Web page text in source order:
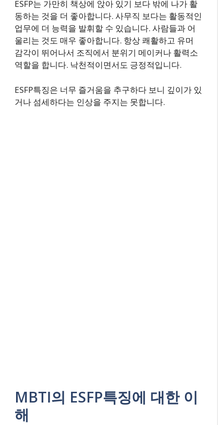
ESFP는 가만히 책상에 앉아 있기 보다 밖에 나가 활
동하는 것을 더 좋아합니다. 사무직 보다는 활동적인
업무에 더 능력을 발휘할 수 있습니다. 사람들과 어
울리는 것도 매우 좋아합니다. 항상 쾌활하고 유머
감각이 뛰어나서 조직에서 분위기 메이커나 활력소
역할을 합니다. 낙천적이면서도 긍정적입니다.
ESFP특징은 너무 즐거움을 추구하다 보니 깊이가 있
거나 섬세하다는 인상을 주지는 못합니다.
MBTI의 ESFP특징에 대한 이
해